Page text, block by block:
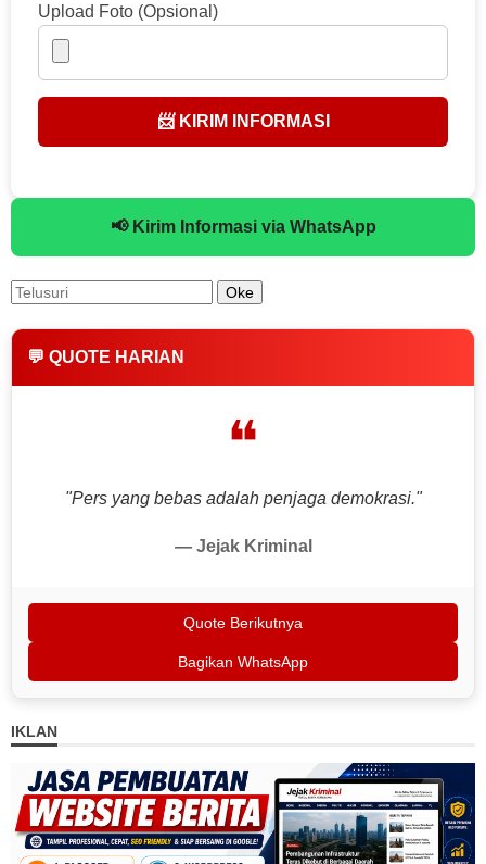
Upload Foto (Opsional)
📨 KIRIM INFORMASI
📢 Kirim Informasi via WhatsApp
💬 QUOTE HARIAN
❝
"Pers yang bebas adalah penjaga demokrasi."
— Jejak Kriminal
Quote Berikutnya
Bagikan WhatsApp
IKLAN